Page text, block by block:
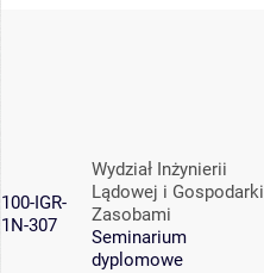
100-IGR-
1N-307
Wydział Inżynierii
Lądowej i Gospodarki
Zasobami
Seminarium
dyplomowe